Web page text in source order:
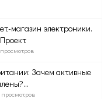
магазин электроники.
Проект
Зачем активные
просмотров